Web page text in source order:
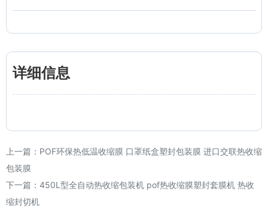
详细信息
上一篇： POF环保热低温收缩膜 口罩纸盒塑封包装膜 进口交联热收缩
包装膜
下一篇： 450L型全自动热收缩包装机 pof热收缩膜塑封套膜机 热收
缩封切机